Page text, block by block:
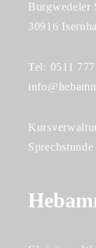
Burgwedeler
30916
Tel: 0511